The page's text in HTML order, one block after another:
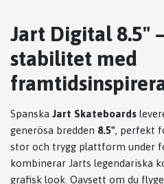
Jart Digital 8.5"
stabilitet med
Spanska Jart Skateboards
generösa bredden 8.5", perfekt
stor och trygg plattform under
kombinerar Jarts legendariska
grafisk look. Oavsett om du